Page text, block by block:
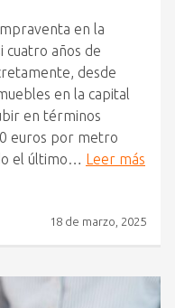
en la
cuatro años de
desde
en la capital
en términos
euros por metro
el último… Leer más
18 de marzo, 2025